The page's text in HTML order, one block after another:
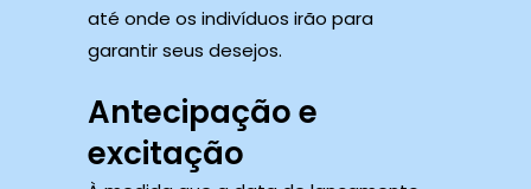
até onde os indivíduos irão para
garantir seus desejos.
Antecipação e
excitação